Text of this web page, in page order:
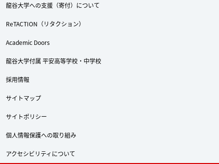
龍谷大学への支援（寄付）について
ReTACTION（リタクション）
Academic Doors
龍谷大学付属 平安高等学校・中学校
採用情報
サイトマップ
サイトポリシー
個人情報保護への取り組み
アクセシビリティについて